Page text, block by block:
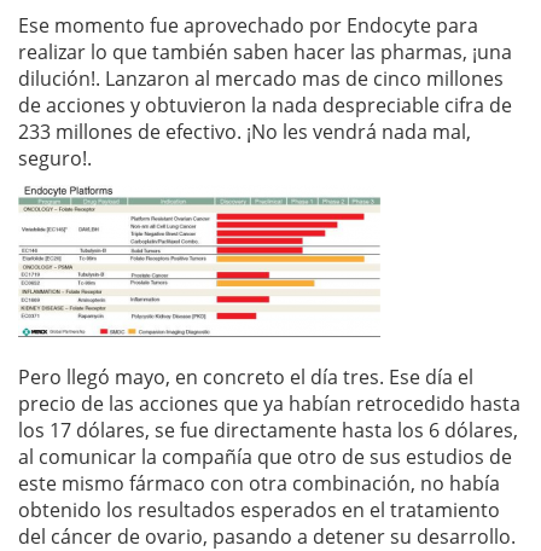
Ese momento fue aprovechado por Endocyte para
realizar lo que también saben hacer las pharmas, ¡una
dilución!. Lanzaron al mercado mas de cinco millones
de acciones y obtuvieron la nada despreciable cifra de
233 millones de efectivo. ¡No les vendrá nada mal,
seguro!.
Pero llegó mayo, en concreto el día tres. Ese día el
precio de las acciones que ya habían retrocedido hasta
los 17 dólares, se fue directamente hasta los 6 dólares,
al comunicar la compañía que otro de sus estudios de
este mismo fármaco con otra combinación, no había
obtenido los resultados esperados en el tratamiento
del cáncer de ovario, pasando a detener su desarrollo.